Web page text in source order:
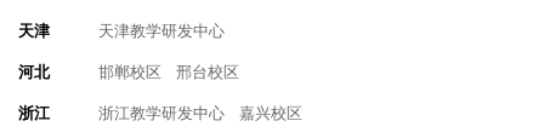
天津 天津教学研发中心
河北 邯郸校区 邢台校区
浙江 浙江教学研发中心 嘉兴校区